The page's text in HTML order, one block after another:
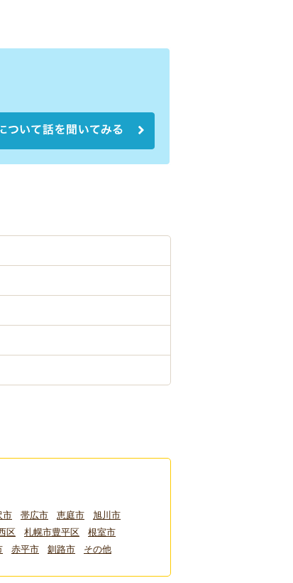
市 帯広市 恵庭市
旭川市
区 札幌市豊平区
根室市
赤平市 釧路市 その他